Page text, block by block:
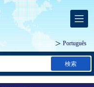
Português
検索